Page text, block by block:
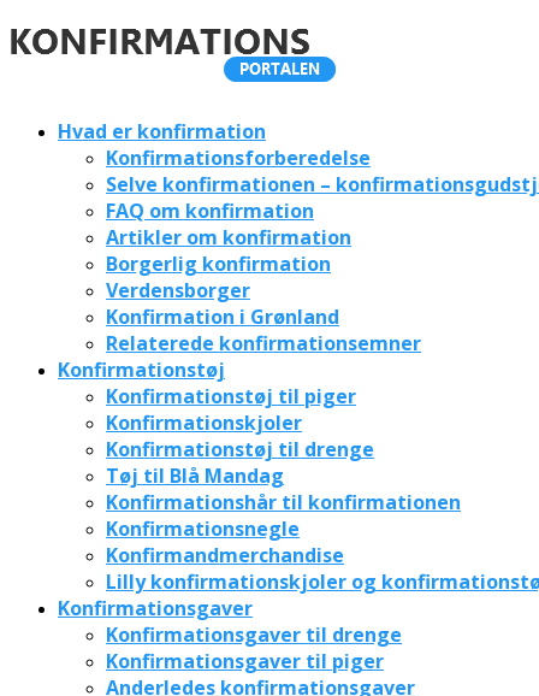
Hvad er konfirmation
Konfirmationsforberedelse
Selve konfirmationen –
FAQ om konfirmation
Artikler om konfirmation
Borgerlig konfirmation
Verdensborger
Konfirmation i Grønland
Relaterede konfirmationsemner
Konfirmationstøj
Konfirmationstøj til piger
Konfirmationskjoler
Konfirmationstøj til drenge
Tøj til Blå Mandag
Konfirmationshår til konfirmationen
Konfirmationsnegle
Konfirmandmerchandise
Lilly konfirmationskjoler og
Konfirmationsgaver
Konfirmationsgaver til drenge
Konfirmationsgaver til piger
Anderledes konfirmationsgaver